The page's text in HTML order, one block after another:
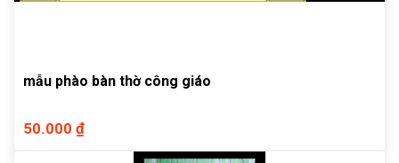
mẫu phào bàn thờ công giáo
50.000 ₫